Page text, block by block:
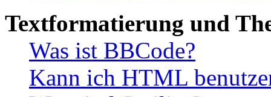
Textformatierung und
Was ist BBCode?
Kann ich HTML